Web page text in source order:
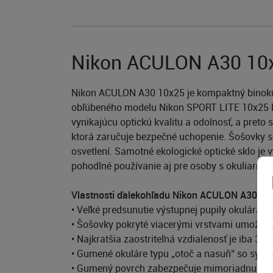
Nikon ACULON A30
Nikon ACULON A30 10x25 je kompaktný
obľúbeného modelu Nikon SPORT LITE
vynikajúcu optickú kvalitu a odolnosť, a preto
ktorá zaručuje bezpečné uchopenie.
osvetlení. Samotné ekologické optické sklo je
pohodlné používanie aj pre osoby s okuliarmi.
Vlastnosti ďalekohľadu Nikon ACULON A30
• Veľké predsunutie výstupnej pupily okulára
• Šošovky pokryté viacerými vrstvami
• Najkratšia zaostriteľná vzdialenosť je iba 3 m.
• Gumené okuláre typu „otoč a nasuň“ so
• Gumený povrch zabezpečuje mimoriadnu